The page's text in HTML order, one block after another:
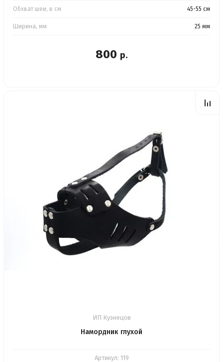
Обхват шеи, в см 45-55 см
Ширина, мм 25 мм
800 р.
ИП Кузнецов
Намордник глухой
Артикул: 119